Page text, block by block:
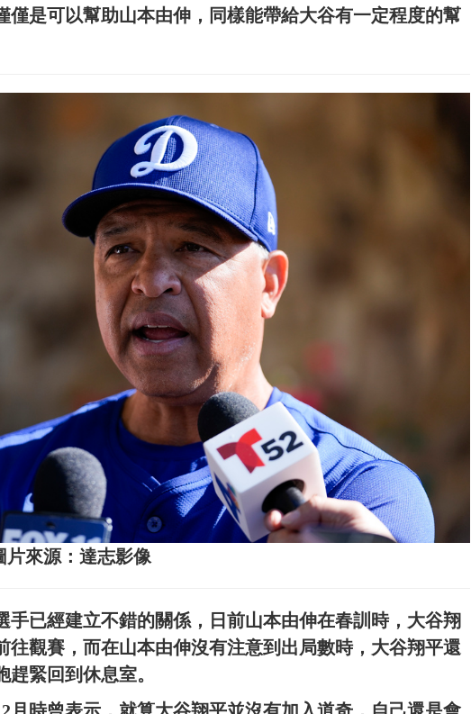
僅是可以幫助山本由伸，同樣能帶給大谷有一定程度的幫
片來源：達志影像
手已經建立不錯的關係，日前山本由伸在春訓時，大谷翔
往觀賽，而在山本由伸沒有注意到出局數時，大谷翔平還
緊回到休息室。